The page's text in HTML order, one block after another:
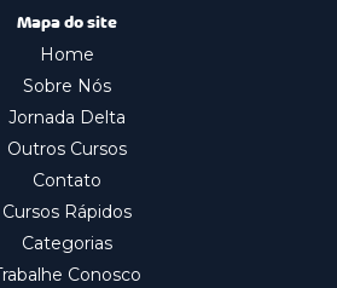
Mapa do site
Home
Sobre Nós
Jornada Delta
Outros Cursos
Contato
Cursos Rápidos
Categorias
Trabalhe Conosco